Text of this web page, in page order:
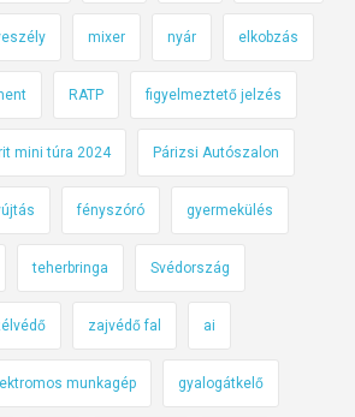
mixer nyár elkobzás
RATP figyelmeztető jelzés
mini túra 2024 Párizsi Autószalon
fényszóró gyermekülés
teherbringa Svédország
zajvédő fal ai
munkagép gyalogátkelő